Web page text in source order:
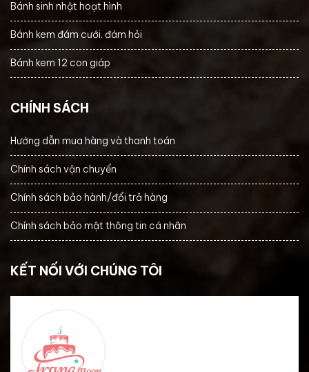
Bánh sinh nhật hoạt hình
Bánh kem đám cưới, đám hỏi
Bánh kem 12 con giáp
CHÍNH SÁCH
Hướng dẫn mua hàng và thanh toán
Chính sách vận chuyển
Chính sách bảo hành/đổi trả hàng
Chính sách bảo mật thông tin cá nhân
KẾT NỐI VỚI CHÚNG TÔI